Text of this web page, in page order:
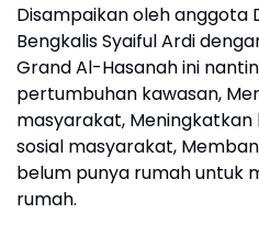
Disampaikan oleh anggota
Bengkalis Syaiful Ardi
Grand Al-Hasanah ini
pertumbuhan kawasan,
masyarakat,
sosial masyarakat,
belum punya rumah untuk
rumah.